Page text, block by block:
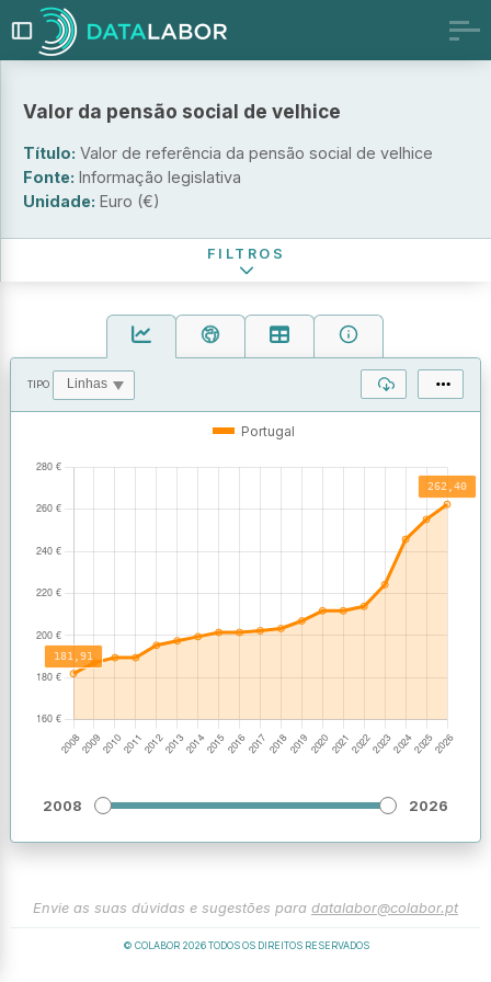
TIPO
Portugal
2008 2026
Envie as suas dúvidas e sugestões para datalabor@colabor.pt
© COLABOR 2026TODOS OS DIREITOS RESERVADOS
Valor da pensão social de velhice
Título: Valor de referência da pensão social de velhice
Fonte: Informação legislativa
Unidade: Euro (€)
FILTROS